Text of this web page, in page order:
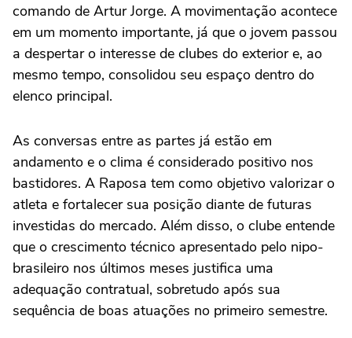
comando de Artur Jorge. A movimentação acontece
em um momento importante, já que o jovem passou
a despertar o interesse de clubes do exterior e, ao
mesmo tempo, consolidou seu espaço dentro do
elenco principal.
As conversas entre as partes já estão em
andamento e o clima é considerado positivo nos
bastidores. A Raposa tem como objetivo valorizar o
atleta e fortalecer sua posição diante de futuras
investidas do mercado. Além disso, o clube entende
que o crescimento técnico apresentado pelo nipo-
brasileiro nos últimos meses justifica uma
adequação contratual, sobretudo após sua
sequência de boas atuações no primeiro semestre.